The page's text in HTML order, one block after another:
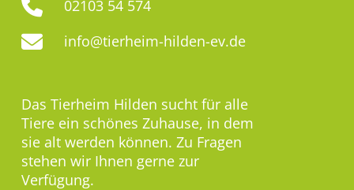
02103 54 574
info@tierheim-hilden-ev.de
Das Tierheim Hilden sucht für alle
Tiere ein schönes Zuhause, in dem
sie alt werden können. Zu Fragen
stehen wir Ihnen gerne zur
Verfügung.